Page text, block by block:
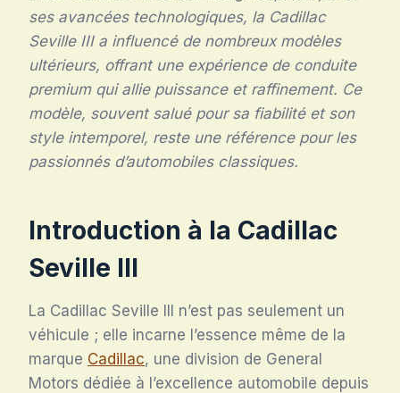
ses avancées technologiques, la Cadillac
Seville III a influencé de nombreux modèles
ultérieurs, offrant une expérience de conduite
premium qui allie puissance et raffinement. Ce
modèle, souvent salué pour sa fiabilité et son
style intemporel, reste une référence pour les
passionnés d’automobiles classiques.
Introduction à la Cadillac
Seville III
La Cadillac Seville III n’est pas seulement un
véhicule ; elle incarne l’essence même de la
marque Cadillac, une division de General
Motors dédiée à l’excellence automobile depuis